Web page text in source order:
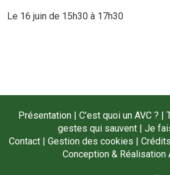
Le 16 juin de 15h30 à 17h30
Présentation | C’est quoi un AVC ? |
gestes qui sauvent| Je
Contact | Gestion des cookies |
Conception & Réalisation